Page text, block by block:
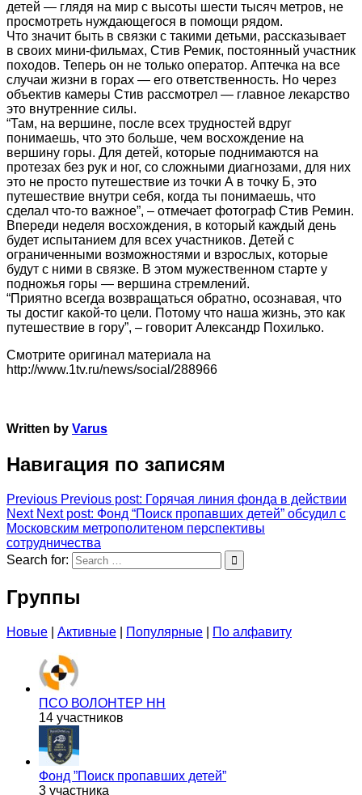
детей — глядя на мир с высоты шести тысяч метров, не
просмотреть нуждающегося в помощи рядом.
Что значит быть в связки с такими детьми, рассказывает
в своих мини-фильмах, Стив Ремик, постоянный участник
походов. Теперь он не только оператор. Аптечка на все
случаи жизни в горах — его ответственность. Но через
объектив камеры Стив рассмотрел — главное лекарство
это внутренние силы.
“Там, на вершине, после всех трудностей вдруг
понимаешь, что это больше, чем восхождение на
вершину горы. Для детей, которые поднимаются на
протезах без рук и ног, со сложными диагнозами, для них
это не просто путешествие из точки А в точку Б, это
путешествие внутри себя, когда ты понимаешь, что
сделал что-то важное”, – отмечает фотограф Стив Ремин.
Впереди неделя восхождения, в который каждый день
будет испытанием для всех участников. Детей с
ограниченными возможностями и взрослых, которые
будут с ними в связке. В этом мужественном старте у
подножья горы — вершина стремлений.
“Приятно всегда возвращаться обратно, осознавая, что
ты достиг какой-то цели. Потому что наша жизнь, это как
путешествие в гору”, – говорит Александр Похилько.
Смотрите оригинал материала на
http://www.1tv.ru/news/social/288966
Written by Varus
Навигация по записям
Previous Previous post: Горячая линия фонда в действии
Next Next post: Фонд “Поиск пропавших детей” обсудил с
Московским метрополитеном перспективы
сотрудничества
Search for:
Группы
Новые Активные Популярные По алфавиту
ПСО ВОЛОНТЕР НН
14 участников
Фонд ”Поиск пропавших детей”
3 участника